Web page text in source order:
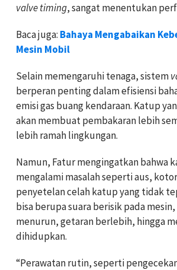
valve timing, sangat menentukan
Baca juga: Bahaya Mengabaikan
Mesin Mobil
Selain memengaruhi tenaga, sistem
berperan penting dalam efisiensi
emisi gas buang kendaraan. Katup
akan membuat pembakaran lebih
lebih ramah lingkungan.
Namun, Fatur mengingatkan bahwa
mengalami masalah seperti aus,
penyetelan celah katup yang tidak
bisa berupa suara berisik pada
menurun, getaran berlebih, hingga
dihidupkan.
“Perawatan rutin, seperti